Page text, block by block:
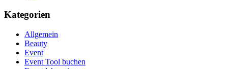
Kategorien
Allgemein
Beauty
Event
Event Tool buchen